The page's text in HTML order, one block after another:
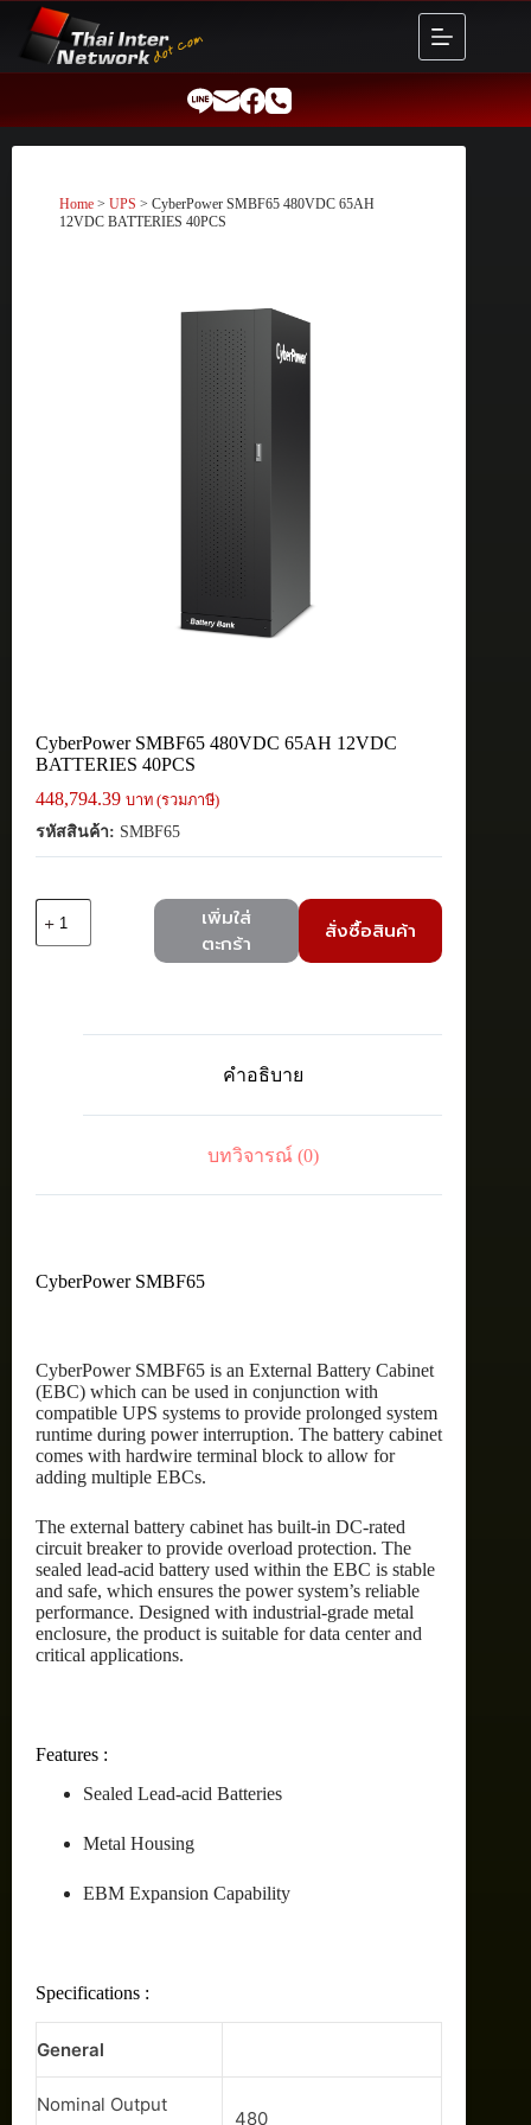
content
Home > UPS > CyberPower SMBF65 480VDC 65AH
12VDC BATTERIES 40PCS
CyberPower SMBF65 480VDC 65AH 12VDC
BATTERIES 40PCS
448,794.39 บาท (รวมภาษี)
รหัสสินค้า: SMBF65
CyberPower
SMBF65 480VDC
40PCS
เพิ่มใส่
ตะกร้า
สั่งซื้อสินค้า
คำอธิบาย
บทวิจารณ์ (0)
CyberPower SMBF65
CyberPower SMBF65 is an External Battery Cabinet
(EBC) which can be used in conjunction with
compatible UPS systems to provide prolonged system
runtime during power interruption. The battery cabinet
comes with hardwire terminal block to allow for
adding multiple EBCs.
The external battery cabinet has built-in DC-rated
circuit breaker to provide overload protection. The
sealed lead-acid battery used within the EBC is stable
and safe, which ensures the power system’s reliable
performance. Designed with industrial-grade metal
enclosure, the product is suitable for data center and
critical applications.
Features :
Sealed Lead-acid Batteries
Metal Housing
EBM Expansion Capability
Specifications :
General
Nominal Output
480